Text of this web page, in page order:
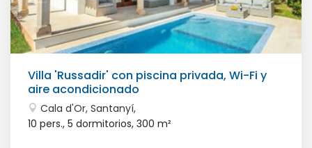
Villa 'Russadir' con piscina privada, Wi-Fi y
aire acondicionado
Cala d'Or, Santanyí,
10 pers., 5 dormitorios, 300 m²